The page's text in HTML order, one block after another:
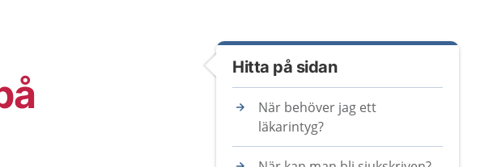
Hitta på sidan
När behöver jag ett
läkarintyg?